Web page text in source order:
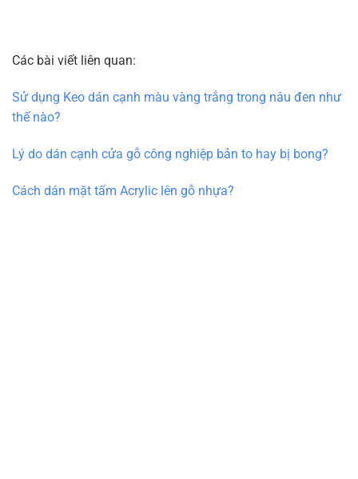
Các bài viết liên quan:
Sử dụng Keo dán cạnh màu vàng trắng trong nâu đen như
thế nào?
Lý do dán cạnh cửa gỗ công nghiệp bản to hay bị bong?
Cách dán mặt tấm Acrylic lên gỗ nhựa?